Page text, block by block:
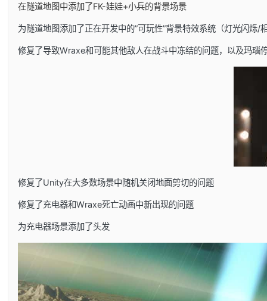
在隧道地图中添加了FK-娃娃+小兵的背景场景
为隧道地图添加了正在开发中的”可玩性”背景特效系统（灯光闪烁/
修复了导致Wraxe和可能其他敌人在战斗中冻结的问题，以及玛瑙
修复了Unity在大多数场景中随机关闭地面剪切的问题
修复了充电器和Wraxe死亡动画中新出现的问题
为充电器场景添加了头发